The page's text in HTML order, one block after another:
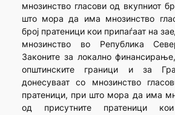
мнозинство гласови од вкупниот
што мора да има мнозинство
број пратеници кои припаѓаат на
мнозинство во Република
Законите за локално
општинските граници и за
донесуваат со мнозинство
пратеници, при што мора да има
од присутните пратеници